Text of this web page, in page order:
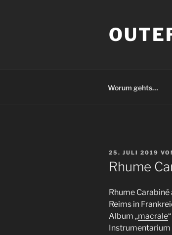
Worum gehts…
AM
25. JULI 2019
Rhume
Rhume
Reims in
Album „macrale
Instrumentarium